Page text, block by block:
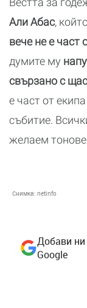
Али Абас,
вече не е част
думите му
свързано с
е част от
събитие.
желаем
Снимка: netinfo
Добави ни
Google